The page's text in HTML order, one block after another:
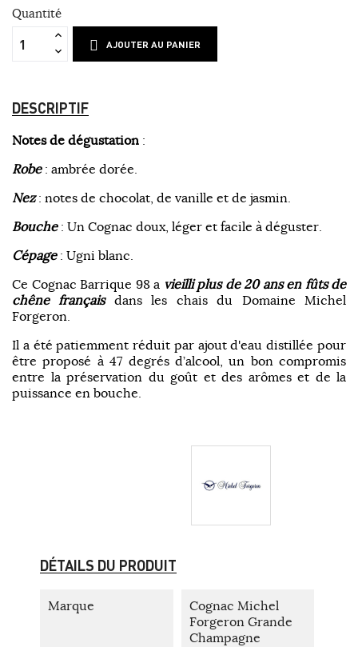
Quantité
AJOUTER AU PANIER
DESCRIPTIF
Notes de dégustation :
Robe: ambrée dorée.
Nez: notes de chocolat, de vanille et de jasmin.
Bouche: Un Cognac doux, léger et facile à déguster.
Cépage: Ugni blanc.
Ce Cognac Barrique 98 a vieilli plus de 20 ans en fûts de
chêne françaisdans les chais du Domaine Michel
Forgeron.
Il a été patiemment réduit par ajout d'eau distillée pour
être proposé à 47 degrés d’alcool, un bon compromis
entre la préservation du goût et des arômes et de la
puissance en bouche.
DÉTAILS DU PRODUIT
Marque
Cognac Michel
Forgeron Grande
Champagne